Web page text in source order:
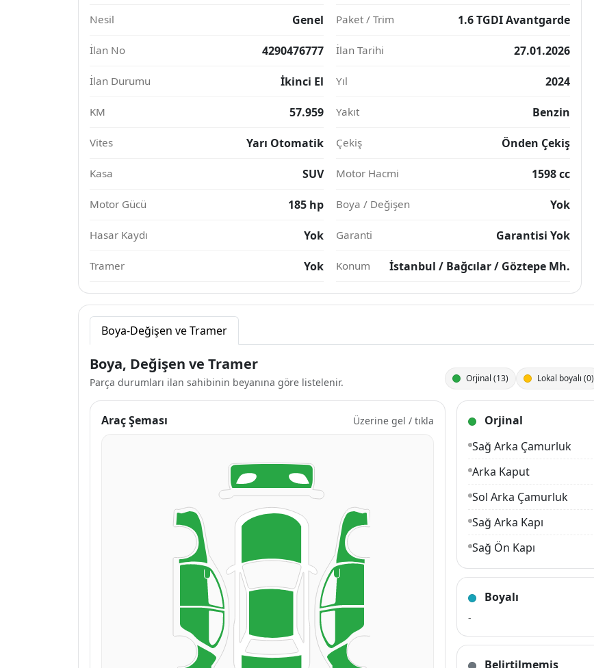
Nesil Genel Paket / Trim 1.6 TGDI Avantgarde
İlan No 4290476777 İlan Tarihi 27.01.2026
İlan Durumu İkinci El Yıl 2024
KM 57.959 Yakıt Benzin
Vites Yarı Otomatik Çekiş Önden Çekiş
Kasa SUV Motor Hacmi 1598 cc
Motor Gücü 185 hp Boya / Değişen Yok
Hasar Kaydı Yok Garanti Garantisi Yok
Tramer Yok Konum İstanbul / Bağcılar / Göztepe Mh.
Boya-Değişen ve Tramer
Boya, Değişen ve Tramer
Parça durumları ilan sahibinin beyanına göre listelenir. Orjinal (13) Lokal boyalı (0)
Araç Şeması Üzerine gel / tıkla Orjinal
Sağ Arka Çamurluk
Arka Kaput
Sol Arka Çamurluk
Sağ Arka Kapı
Sağ Ön Kapı
Tavan
Sol Arka Kapı
Sağ Ön Çamurluk
Boyalı
-
Belirtilmemiş